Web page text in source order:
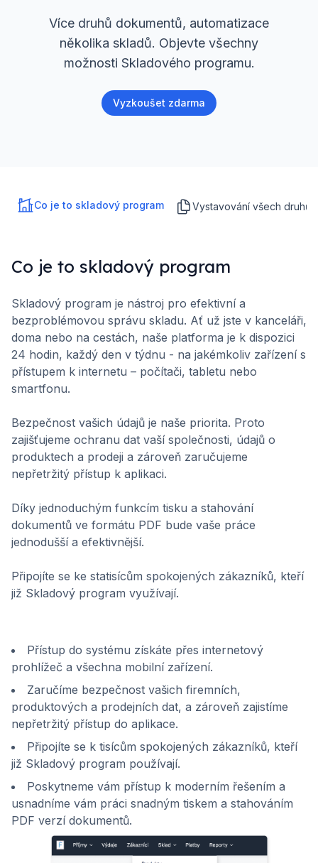
Více druhů dokumentů, automatizace
několika skladů. Objevte všechny
možnosti Skladového programu.
Vyzkoušet zdarma
Co je to skladový program Vystavování všech druhů
Co je to skladový program
Skladový program je nástroj pro efektivní a
bezproblémovou správu skladu. Ať už jste v kanceláři,
doma nebo na cestách, naše platforma je k dispozici
24 hodin, každý den v týdnu - na jakémkoliv zařízení s
přístupem k internetu – počítači, tabletu nebo
smartfonu.
Bezpečnost vašich údajů je naše priorita. Proto
zajišťujeme ochranu dat vaší společnosti, údajů o
produktech a prodeji a zároveň zaručujeme
nepřetržitý přístup k aplikaci.
Díky jednoduchým funkcím tisku a stahování
dokumentů ve formátu PDF bude vaše práce
jednodušší a efektivnější.
Připojíte se ke statisícům spokojených zákazníků, kteří
již Skladový program využívají.
Přístup do systému získáte přes internetový
prohlížeč a všechna mobilní zařízení.
Zaručíme bezpečnost vašich firemních,
produktových a prodejních dat, a zároveň zajistíme
nepřetržitý přístup do aplikace.
Připojíte se k tisícům spokojených zákazníků, kteří
již Skladový program používají.
Poskytneme vám přístup k moderním řešením a
usnadníme vám práci snadným tiskem a stahováním
PDF verzí dokumentů.